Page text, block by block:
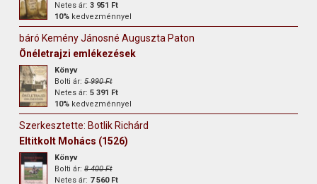
Netes ár:3 951 Ft
10% kedvezménnyel
báró Kemény Jánosné Auguszta Paton
Önéletrajzi emlékezések
Könyv
Bolti ár:5 990 Ft
Netes ár:5 391 Ft
10% kedvezménnyel
Szerkesztette: Botlik Richárd
Eltitkolt Mohács (1526)
Könyv
Bolti ár:8 400 Ft
Netes ár: 7 560 Ft